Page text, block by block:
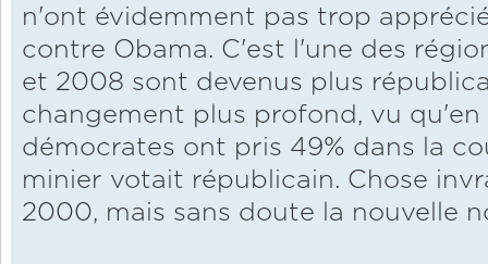
n'ont évidemment pas trop
contre Obama. C'est l'une des
et 2008 sont devenus plus
changement plus profond, vu qu'en
démocrates ont pris 49% dans la
minier votait républicain. Chose
2000, mais sans doute la nouvelle